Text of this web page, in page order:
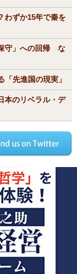
わずか15年で秦を
守」への回帰 な
先進国の現実」
本のリベラル・デ